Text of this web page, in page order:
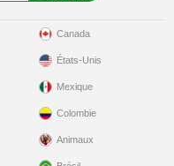
Canada
États-Unis
Mexique
Colombie
Animaux